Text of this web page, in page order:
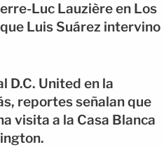
Luc Lauzière en Los
Luis Suárez intervino
D.C. United en la
reportes señalan que
visita a la Casa Blanca